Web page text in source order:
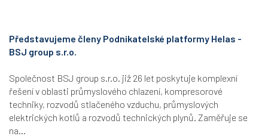
Představujeme členy Podnikatelské platformy Helas -
BSJ group s.r.o.
Společnost BSJ group s.r.o. již 26 let poskytuje komplexní
řešení v oblasti průmyslového chlazení, kompresorové
techniky, rozvodů stlačeného vzduchu, průmyslových
elektrických kotlů a rozvodů technických plynů. Zaměřuje se
na...